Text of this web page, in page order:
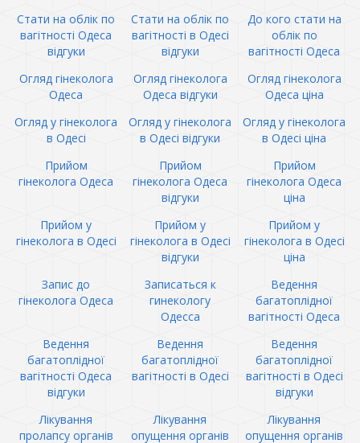
Стати на облік по
вагітності Одеса
відгуки
Стати на облік по
вагітності в Одесі
відгуки
До кого стати на
облік по
вагітності Одеса
Огляд гінеколога
Одеса
Огляд гінеколога
Одеса відгуки
Огляд гінеколога
Одеса ціна
Огляд у гінеколога
в Одесі
Огляд у гінеколога
в Одесі відгуки
Огляд у гінеколога
в Одесі ціна
Прийом
гінеколога Одеса
Прийом
гінеколога Одеса
відгуки
Прийом
гінеколога Одеса
ціна
Прийом у
гінеколога в Одесі
Прийом у
гінеколога в Одесі
відгуки
Прийом у
гінеколога в Одесі
ціна
Запис до
гінеколога Одеса
Записаться к
гинекологу
Одесса
Ведення
багатоплідної
вагітності Одеса
Ведення
багатоплідної
вагітності Одеса
відгуки
Ведення
багатоплідної
вагітності в Одесі
Ведення
багатоплідної
вагітності в Одесі
відгуки
Лікування
пролапсу органів
Лікування
опущення органів
Лікування
опущення органів